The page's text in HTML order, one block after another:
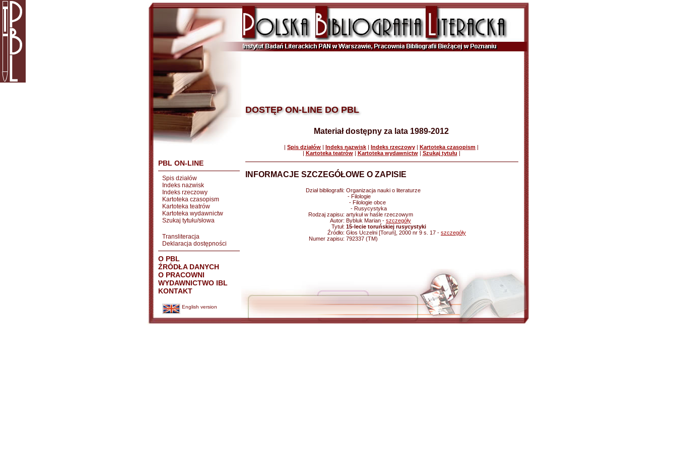
PBL ON-LINE
Spis działów
Indeks nazwisk
Indeks rzeczowy
Kartoteka czasopism
Kartoteka teatrów
Kartoteka wydawnictw
Szukaj tytułu/słowa
Transliteracja
Deklaracja dostępności
O PBL
ŹRÓDŁA DANYCH
O PRACOWNI
WYDAWNICTWO IBL
KONTAKT
English version
DOSTĘP ON-LINE DO PBL
Materiał dostępny za lata 1989-2012
| Spis działów | Indeks nazwisk | Indeks rzeczowy | Kartoteka czasopism |
| Kartoteka teatrów| Kartoteka wydawnictw| Szukaj tytułu |
INFORMACJE SZCZEGÓŁOWE O ZAPISIE
Dział bibliografii: Organizacja nauki o literaturze
- Filologie
- Filologie obce
- Rusycystyka
Rodzaj zapisu: artykuł w haśle rzeczowym
Autor: Bybluk Marian - szczegóły
Tytuł: 15-lecie toruńskiej rusycystyki
Źródło: Głos Uczelni [Toruń], 2000 nr 9 s. 17 - szczegóły
Numer zapisu: 792337 (TM)